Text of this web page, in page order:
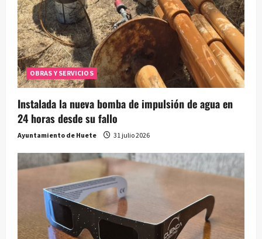
OBRAS Y SERVICIOS
Instalada la nueva bomba de impulsión de agua en
24 horas desde su fallo
Ayuntamiento de Huete 31 julio 2026